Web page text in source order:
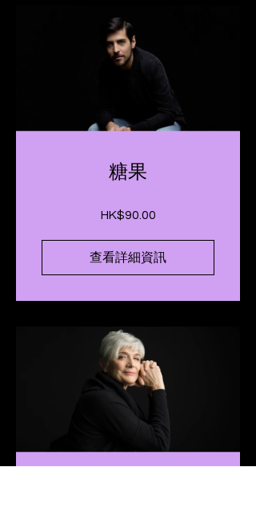
糖果
HK$90.00
查看詳細資訊